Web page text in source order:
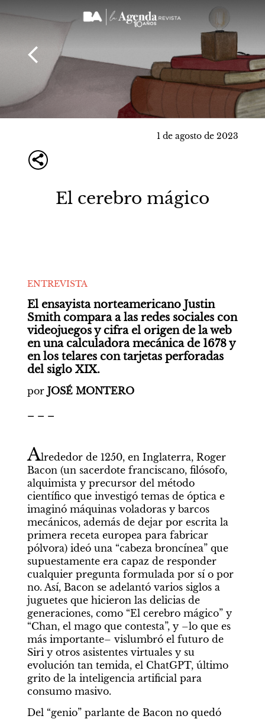
Notas del día
por María Inés Bedia
Autores
Destacados
1 de agosto de 2023
El cerebro mágico
ENTREVISTA
El ensayista norteamericano Justin
Smith compara a las redes sociales con
videojuegos y cifra el origen de la web
en una calculadora mecánica de 1678 y
en los telares con tarjetas perforadas
del siglo XIX.
por JOSÉ MONTERO
Alrededor de 1250, en Inglaterra, Roger
Bacon (un sacerdote franciscano, filósofo,
alquimista y precursor del método
científico que investigó temas de óptica e
imaginó máquinas voladoras y barcos
mecánicos, además de dejar por escrita la
primera receta europea para fabricar
pólvora) ideó una “cabeza broncínea” que
supuestamente era capaz de responder
cualquier pregunta formulada por sí o por
no. Así, Bacon se adelantó varios siglos a
juguetes que hicieron las delicias de
generaciones, como “El cerebro mágico” y
“Chan, el mago que contesta”, y –lo que es
más importante– vislumbró el futuro de
Siri y otros asistentes virtuales y su
evolución tan temida, el ChatGPT, último
grito de la inteligencia artificial para
consumo masivo.
Del “genio” parlante de Bacon no quedó